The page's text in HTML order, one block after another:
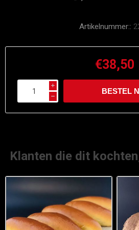
Artikelnummer::
€38,50
i
h
Klanten die dit